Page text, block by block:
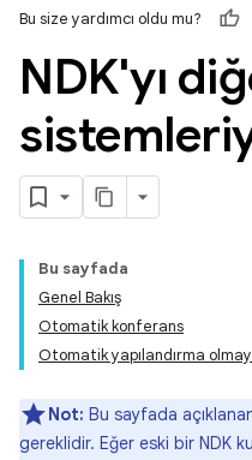
Bu size yardımcı oldu mu?
NDK'yı
Bu sayfada
Genel Bakış
Otomatik konferans
Otomatik yapılandırma
Not: Bu sayfada
gereklidir. Eğer eski bir NDK